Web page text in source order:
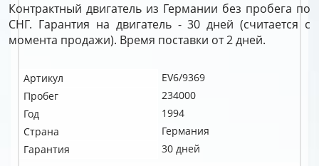
Контрактный двигатель из Германии без пробега по
СНГ. Гарантия на двигатель - 30 дней (считается с
момента продажи). Время поставки от 2 дней.
Артикул
EV6/9369
Пробег
234000
Год
1994
Страна
Германия
Гарантия
30 дней